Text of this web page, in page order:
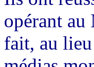
opérant au
fait, au lieu